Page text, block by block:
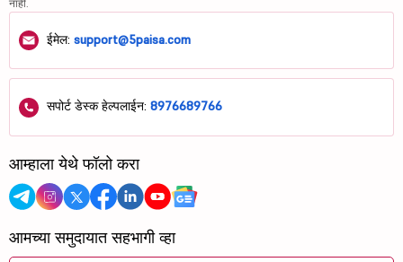
नाही.
ईमेल: support@5paisa.com
सपोर्ट डेस्क हेल्पलाईन: 8976689766
आम्हाला येथे फॉलो करा
आमच्या समुदायात सहभागी व्हा